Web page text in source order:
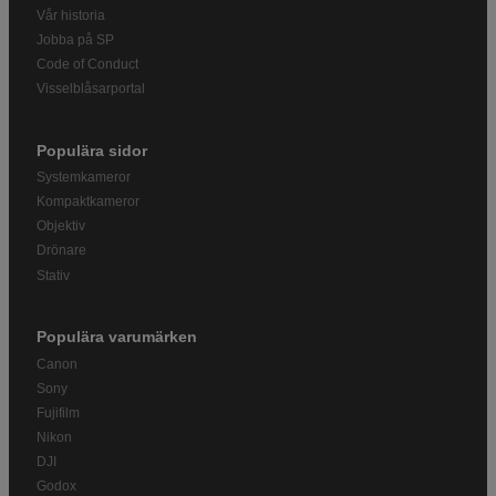
Vår historia
Jobba på SP
Code of Conduct
Visselblåsarportal
Populära sidor
Systemkameror
Kompaktkameror
Objektiv
Drönare
Stativ
Populära varumärken
Canon
Sony
Fujifilm
Nikon
DJI
Godox